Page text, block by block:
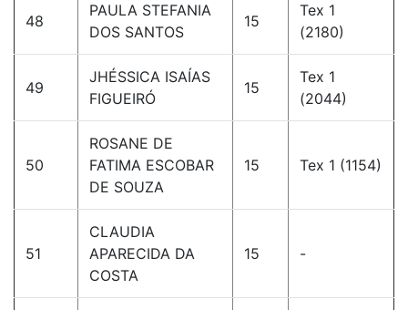
48
PAULA STEFANIA
DOS SANTOS
15
Tex 1
(2180)
49
JHÉSSICA ISAÍAS
FIGUEIRÓ
15
Tex 1
(2044)
50
ROSANE DE
FATIMA ESCOBAR
DE SOUZA
15 Tex 1 (1154)
51
CLAUDIA
APARECIDA DA
COSTA
15 -